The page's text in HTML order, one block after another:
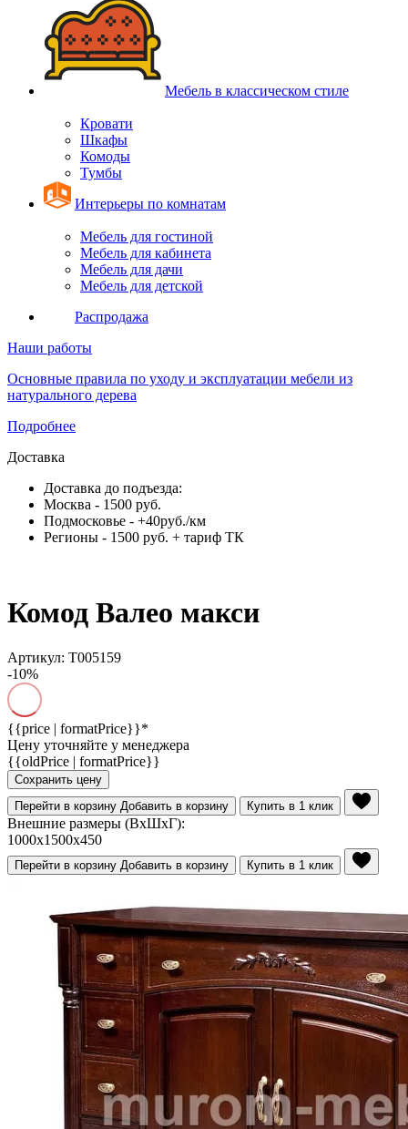
Мебель в классическом стиле
Кровати
Шкафы
Комоды
Тумбы
Интерьеры по комнатам
Мебель для гостиной
Мебель для кабинета
Мебель для дачи
Мебель для детской
Распродажа
Наши работы
Основные правила по уходу и эксплуатации мебели из
натурального дерева
Подробнее
Доставка
Доставка до подъезда:
Москва - 1500 руб.
Подмосковье - +40руб./км
Регионы - 1500 руб. + тариф ТК
Комод Валео макси
Артикул: Т005159
-10%
{{price | formatPrice}}*
Цену уточняйте у менеджера
{{oldPrice | formatPrice}}
Сохранить цену
Перейти в корзину Добавить в корзину Купить в 1 клик
Внешние размеры (ВхШхГ):
1000x1500x450
Перейти в корзину Добавить в корзину Купить в 1 клик